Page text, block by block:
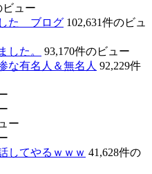
ビュー
た ブログ 102,631件のビュ
した。
93,170件のビュー
な有名人＆無名人 92,229件
ー
してやるｗｗｗ 41,628件の